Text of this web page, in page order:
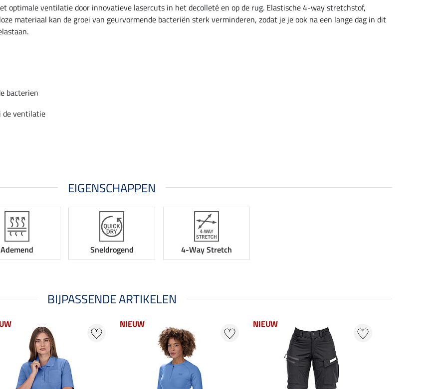
optimale ventilatie door innovatieve lasercuts in het decolleté en op de rug. Elastische 4-way stretchstof,
materiaal kan de groei van geurvormende bacteriën sterk verminderen, zodat je je ook na een lange dag in dit
bacterien
de ventilatie
EIGENSCHAPPEN
Ademend Sneldrogend 4-Way Stretch
BIJPASSENDE ARTIKELEN
NIEUW NIEUW